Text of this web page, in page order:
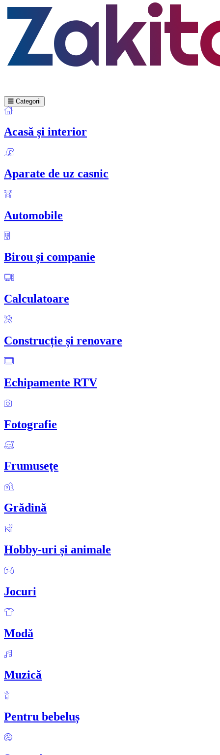
Categorii
Acasă și interior
Aparate de uz casnic
Automobile
Birou și companie
Calculatoare
Construcție și renovare
Echipamente RTV
Fotografie
Frumuseţe
Grădină
Hobby-uri și animale
Jocuri
Modă
Muzică
Pentru bebeluș